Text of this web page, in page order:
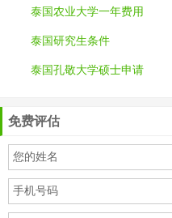
泰国农业大学一年费用
泰国研究生条件
泰国孔敬大学硕士申请
免费评估